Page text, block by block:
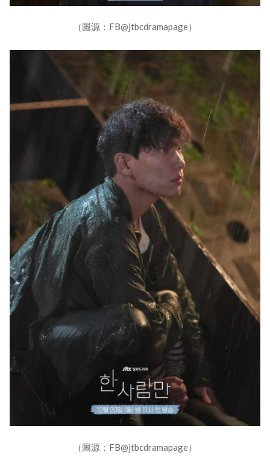
（圖源：FB@jtbcdramapage）
（圖源：FB@jtbcdramapage）